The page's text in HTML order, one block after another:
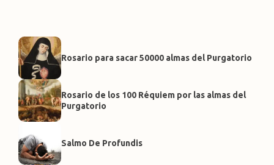
Rosario para sacar 50000 almas del Purgatorio
Rosario de los 100 Réquiem por las almas del
Purgatorio
Salmo De Profundis